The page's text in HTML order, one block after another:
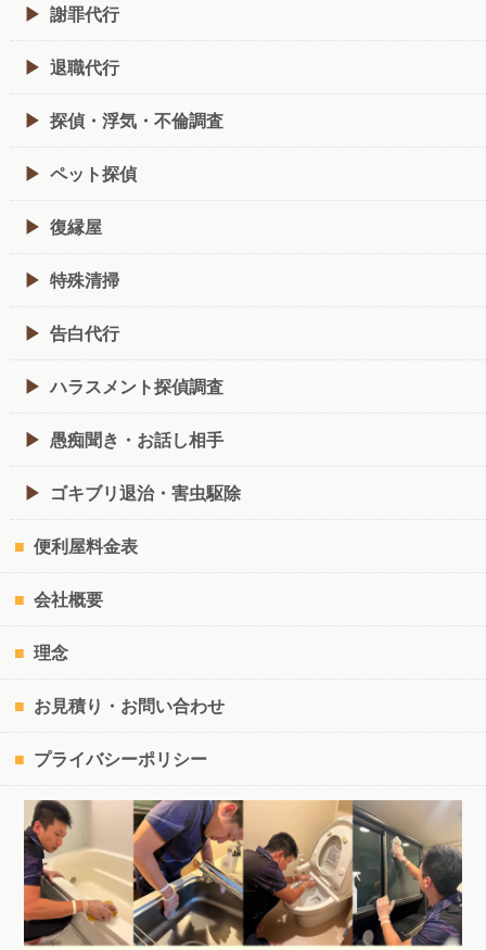
謝罪代行
退職代行
探偵・浮気・不倫調査
ペット探偵
復縁屋
特殊清掃
告白代行
ハラスメント探偵調査
愚痴聞き・お話し相手
ゴキブリ退治・害虫駆除
便利屋料金表
会社概要
理念
お見積り・お問い合わせ
プライバシーポリシー